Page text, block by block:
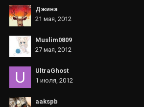
Джина
21 мая, 2012
Muslim0809
27 мая, 2012
UltraGhost
1 июля, 2012
aakspb